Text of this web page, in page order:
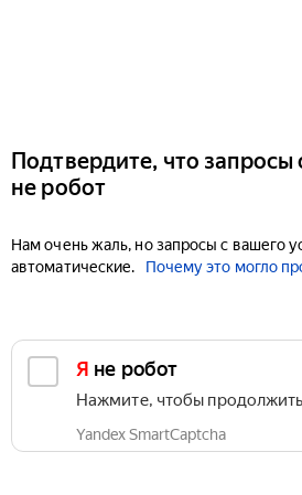
Подтвердите, что запросы
не робот
Нам очень жаль, но запросы с вашего
автоматические.
Почему это могло
Я не робот
Нажмите, чтобы продолжить
Yandex SmartCaptcha